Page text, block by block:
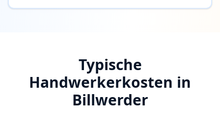
Typische
Handwerkerkosten in
Billwerder